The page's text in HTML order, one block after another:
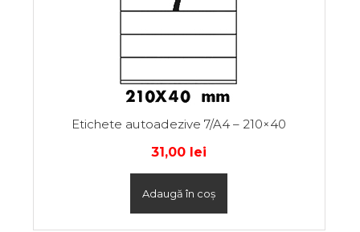
Etichete autoadezive 7/A4 – 210×40
31,00 lei
Adaugă în coș